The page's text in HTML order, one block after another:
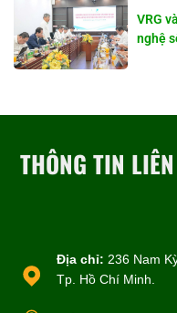
VRG
nghệ
THÔNG TIN
Địa chỉ: 236 Nam
Tp. Hồ Chí Minh.